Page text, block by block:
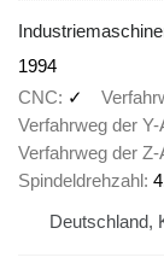
1994
CNC
✓
Verfahrweg der
Verfahrweg der
Spindeldrehzahl
Deutschland,